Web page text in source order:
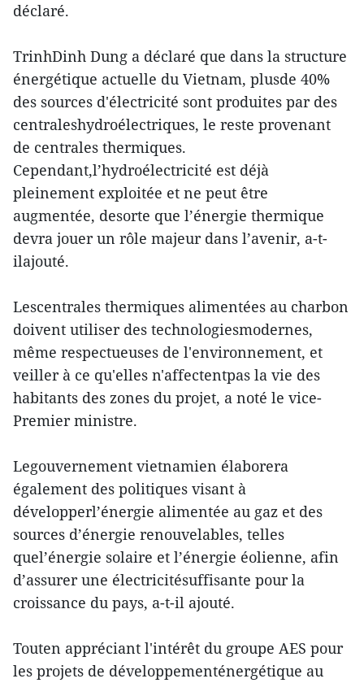
déclaré.
TrinhDinh Dung a déclaré que dans la structure
énergétique actuelle du Vietnam, plusde 40%
des sources d'électricité sont produites par des
centraleshydroélectriques, le reste provenant
de centrales thermiques.
Cependant,l’hydroélectricité est déjà
pleinement exploitée et ne peut être
augmentée, desorte que l’énergie thermique
devra jouer un rôle majeur dans l’avenir, a-t-
ilajouté.
Lescentrales thermiques alimentées au charbon
doivent utiliser des technologiesmodernes,
même respectueuses de l'environnement, et
veiller à ce qu'elles n'affectentpas la vie des
habitants des zones du projet, a noté le vice-
Premier ministre.
Legouvernement vietnamien élaborera
également des politiques visant à
développerl’énergie alimentée au gaz et des
sources d’énergie renouvelables, telles
quel’énergie solaire et l’énergie éolienne, afin
d’assurer une électricitésuffisante pour la
croissance du pays, a-t-il ajouté.
Touten appréciant l'intérêt du groupe AES pour
les projets de développementénergétique au